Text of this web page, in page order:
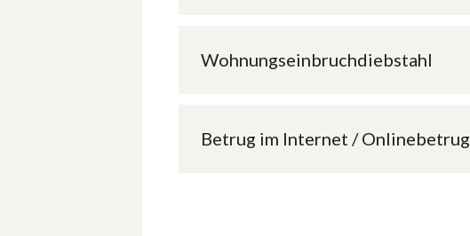
Wohnungs­einbruch­diebstahl
Betrug im Internet / Online­betrug